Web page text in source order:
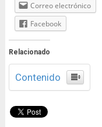
Correo electrónico
Facebook
Relacionado
Contenido